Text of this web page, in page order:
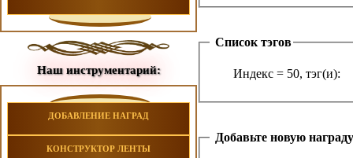
Наш инструментарий:
ДОБАВЛЕНИЕ НАГРАД
КОНСТРУКТОР ЛЕНТЫ
Список тэгов
Индекс = 50, тэг(и):
Добавьте новую награду